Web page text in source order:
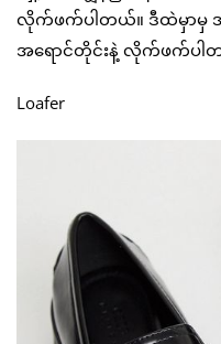
လိုက်ဖက်ပါတယ်။ ဒီထဲမှာမှ
အရောင်တိုင်းနဲ့ လိုက်ဖက်ပါ
Loafer